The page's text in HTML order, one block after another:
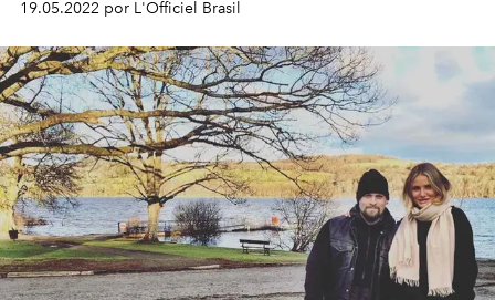
19.05.2022 por L'Officiel Brasil